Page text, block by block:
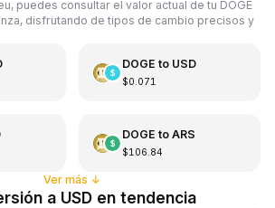
puedes consultar el valor actual de tu DOGE
disfrutando de tipos de cambio precisos y
DOGE to USD
$0.071
DOGE to ARS
$106.84
Ver más ↓
a USD en tendencia